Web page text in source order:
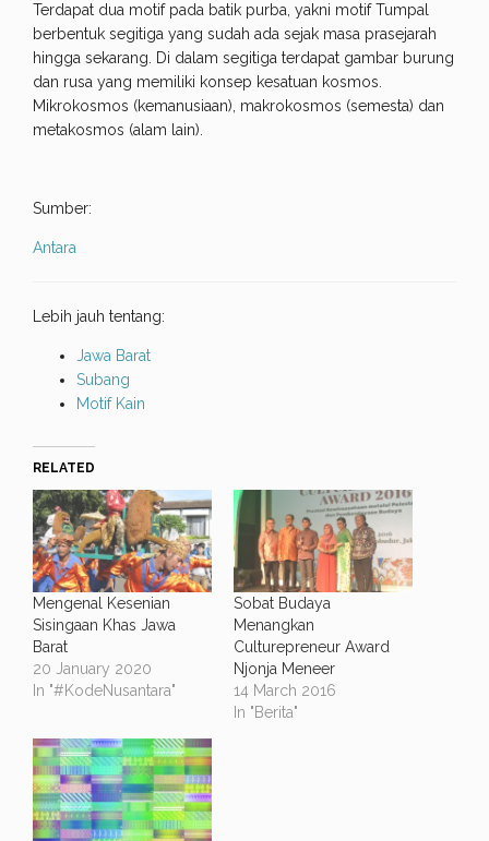
Terdapat dua motif pada batik purba, yakni motif Tumpal
berbentuk segitiga yang sudah ada sejak masa prasejarah
hingga sekarang. Di dalam segitiga terdapat gambar burung
dan rusa yang memiliki konsep kesatuan kosmos.
Mikrokosmos (kemanusiaan), makrokosmos (semesta) dan
metakosmos (alam lain).
Sumber:
Antara
Lebih jauh tentang:
Jawa Barat
Subang
Motif Kain
RELATED
Mengenal Kesenian
Sisingaan Khas Jawa
Barat
20 January 2020
In "#KodeNusantara"
Sobat Budaya
Menangkan
Culturepreneur Award
Njonja Meneer
14 March 2016
In "Berita"